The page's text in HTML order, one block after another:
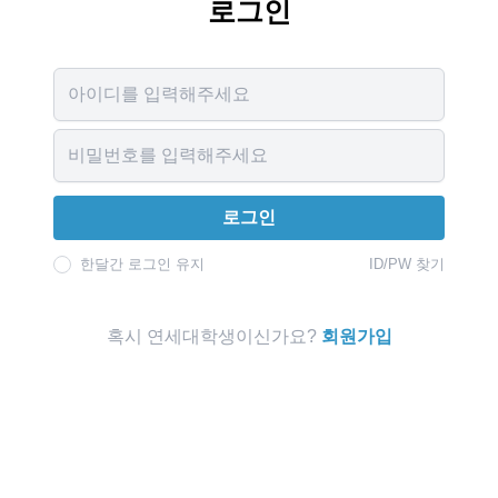
로그인
로그인
한달간 로그인 유지 ID/PW 찾기
혹시 연세대학생이신가요? 회원가입